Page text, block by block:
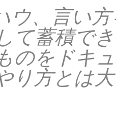
ウ、言い
て蓄積で
のをドキ
り方とは